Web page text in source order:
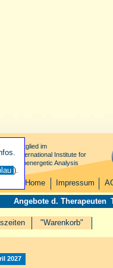
Mitglied im
International Institute for
Bioenergetic Analysis
Home Impressum
Angebote d. Therapeuten
"Warenkorb"
2027
).